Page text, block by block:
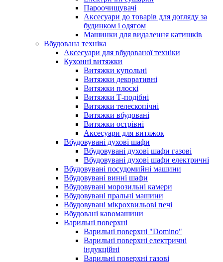
Пароочищувачі
Аксесуари до товарів для догляду за
будинком і одягом
Машинки для видалення катишків
Вбудована техніка
Аксесуари для вбудованої техніки
Кухонні витяжки
Витяжки купольні
Витяжки декоративні
Витяжки плоскі
Витяжки Т-подібні
Витяжки телескопічні
Витяжки вбудовані
Витяжки острівні
Аксесуари для витяжок
Вбудовувані духові шафи
Вбудовувані духові шафи газові
Вбудовувані духові шафи електричні
Вбудовувані посудомийні машини
Вбудовувані винні шафи
Вбудовувані морозильні камери
Вбудовувані пральні машини
Вбудовувані мікрохвильові печі
Вбудовані кавомашини
Варильні поверхні
Варильні поверхні "Domino"
Варильні поверхні електричні
індукційні
Варильні поверхні газові